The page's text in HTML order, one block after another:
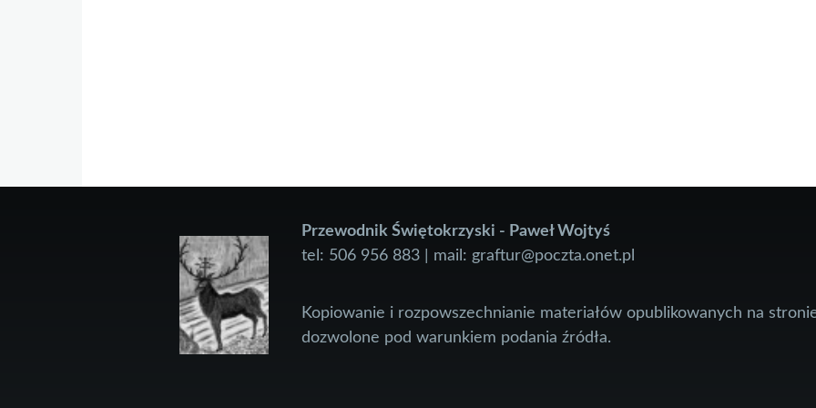
Przewodnik Świętokrzyski - Paweł Wojtyś
tel: 506 956 883 | mail: graftur@poczta.onet.pl
Kopiowanie i rozpowszechnianie materiałów opublikowanych na
dozwolone pod warunkiem podania źródła.